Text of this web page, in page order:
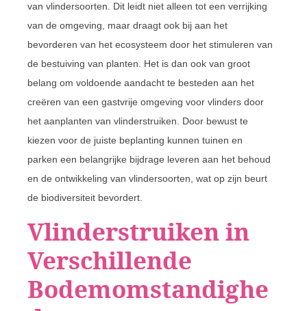
van vlindersoorten. Dit leidt niet alleen tot een verrijking
van de omgeving, maar draagt ook bij aan het
bevorderen van het ecosysteem door het stimuleren van
de bestuiving van planten. Het is dan ook van groot
belang om voldoende aandacht te besteden aan het
creëren van een gastvrije omgeving voor vlinders door
het aanplanten van vlinderstruiken. Door bewust te
kiezen voor de juiste beplanting kunnen tuinen en
parken een belangrijke bijdrage leveren aan het behoud
en de ontwikkeling van vlindersoorten, wat op zijn beurt
de biodiversiteit bevordert.
Vlinderstruiken in
Verschillende
Bodemomstandighe